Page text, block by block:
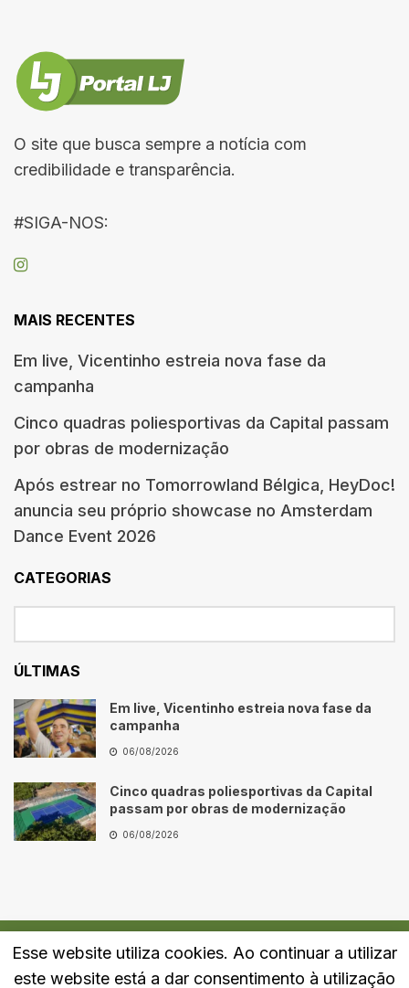
O site que busca sempre a notícia com
credibilidade e transparência.
#SIGA-NOS:
MAIS RECENTES
Em live, Vicentinho estreia nova fase da
campanha
Cinco quadras poliesportivas da Capital passam
por obras de modernização
Após estrear no Tomorrowland Bélgica, HeyDoc!
anuncia seu próprio showcase no Amsterdam
Dance Event 2026
CATEGORIAS
ÚLTIMAS
Em live, Vicentinho estreia nova fase da
campanha
06/08/2026
Cinco quadras poliesportivas da Capital
passam por obras de modernização
06/08/2026
Quem Somos Fale Conosco Política de Privacidade
Esse website utiliza cookies. Ao continuar a utilizar
este website está a dar consentimento à utilização